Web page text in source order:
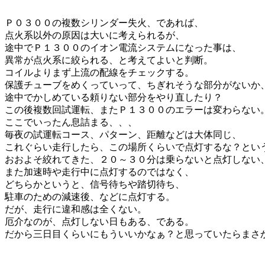
Ｐ０３００の複数シリンダー失火、であれば、
点火系以外の原因は大いに考えられるが、
途中でＰ１３００のイオン電流システムになった事は、
異常が点火系に絞られる、と考えてよいと判断。
コイルよりまず上流の配線をチェックする。
保護チューブをめくっていって、ちぎれそうな部分がないか、
途中でかしめている頼りない部分をやり直したり？
この後複数回試運転、またＰ１３００のエラーは変わらない。
ここでいったん息詰まる、、、
毎夜の試運転コース、パターン、距離などは大体同じ、
これぐらい走行したら、この場所くらいで点灯するな？とい
おおよそ絞れてきた、２０～３０分は乗らないと点灯しない、
また加速時や走行中に点灯するのではなく、
どちらかというと、信号待ちや踏切待ち、
駐車のための減速後、などに点灯する。
だが、走行に違和感は全くない。
厄介なのが、点灯しない日もある、である。
だから三日目くらいにもういいかなぁ？と思っていたらまさ